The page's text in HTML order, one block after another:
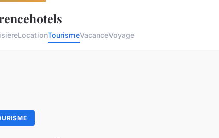
LocationTourismeVacanceVoyage